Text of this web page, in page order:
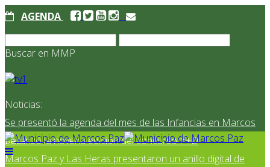
AGENDA
Buscar en MMP
Noticias:
Se presentó la agenda del mes de las Infancias en Marcos
Paz
Se lanzó la novena edición del concurso I²+D
Marcos Paz y Las Heras presentaron un anillo digital de